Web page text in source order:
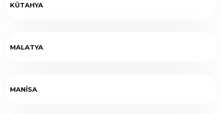
KÜTAHYA
MALATYA
MANİSA